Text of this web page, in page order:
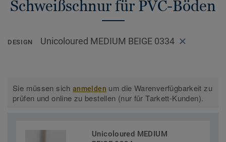
Schweißschnur für PVC-Böden
DESIGN Unicoloured MEDIUM BEIGE 0334
Sie müssen sichanmelden um die Warenverfügbarkeit zu
prüfen und online zu bestellen (nur für Tarkett-Kunden).
Unicoloured MEDIUM